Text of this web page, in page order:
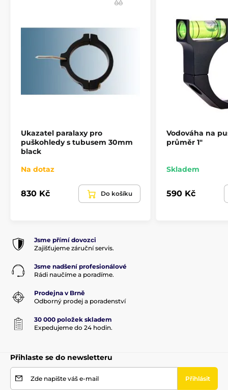
Ukazatel paralaxy pro
puškohledy s tubusem 30mm
black
Na dotaz
830 Kč Do košíku
Vodováha na
průměr 1"
Skladem
590 Kč
Jsme přímí dovozci
Zajišťujeme záruční servis.
Jsme nadšení profesionálové
Rádi naučíme a poradíme.
Prodejna v Brně
Odborný prodej a poradenství
30 000 položek skladem
Expedujeme do 24 hodin.
Přihlaste se do newsletteru
Zde napište váš e-mail Přihlásit